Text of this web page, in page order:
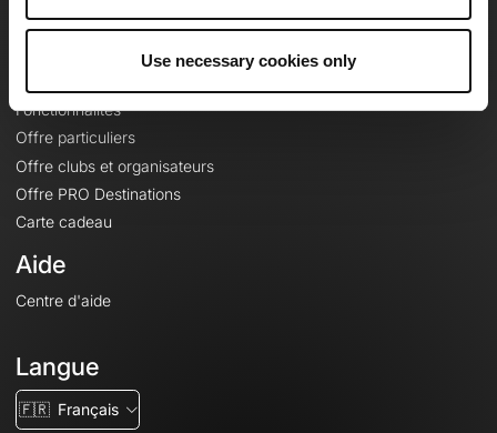
Use necessary cookies only
Fonctionnalités
Offre particuliers
Offre clubs et organisateurs
Offre PRO Destinations
Carte cadeau
Aide
Centre d'aide
Langue
🇫🇷 Français